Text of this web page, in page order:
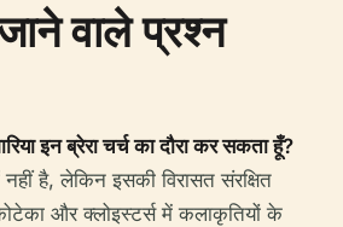
वाले प्रश्न
इन ब्रेरा चर्च का दौरा कर सकता हूँ?
है, लेकिन इसकी विरासत संरक्षित
और क्लोइस्टर्स में कलाकृतियों के